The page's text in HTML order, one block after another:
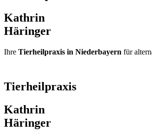
Kathrin
Häringer
Ihre Tierheilpraxis in Niederbayern für
Tierheilpraxis
Kathrin
Häringer